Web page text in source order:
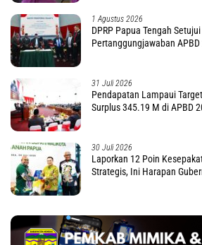
1 Agustus 2026
DPRP Papua Tengah
Pertanggungjawaban
31 Juli 2026
Pendapatan Lampaui
Surplus 345.19 M di APBD
30 Juli 2026
Laporkan 12 Poin
Strategis, Ini Harapan